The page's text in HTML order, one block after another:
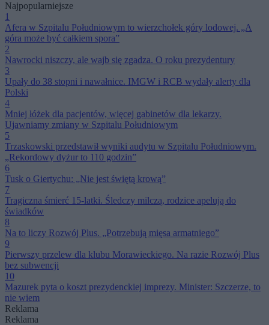
uzależnienia młodych
Najpopularniejsze
1
Afera w Szpitalu Południowym to wierzchołek góry lodowej. „A
góra może być całkiem spora”
2
Nawrocki niszczy, ale wajb się zgadza. O roku prezydentury
3
Upały do 38 stopni i nawałnice. IMGW i RCB wydały alerty dla
Polski
4
Mniej łóżek dla pacjentów, więcej gabinetów dla lekarzy.
Ujawniamy zmiany w Szpitalu Południowym
5
Trzaskowski przedstawił wyniki audytu w Szpitalu Południowym.
„Rekordowy dyżur to 110 godzin”
6
Tusk o Giertychu: „Nie jest świętą krową”
7
Tragiczna śmierć 15-latki. Śledczy milczą, rodzice apelują do
świadków
8
Na to liczy Rozwój Plus. „Potrzebują mięsa armatniego”
9
Pierwszy przelew dla klubu Morawieckiego. Na razie Rozwój Plus
bez subwencji
10
Mazurek pyta o koszt prezydenckiej imprezy. Minister: Szczerze, to
nie wiem
Reklama
Reklama